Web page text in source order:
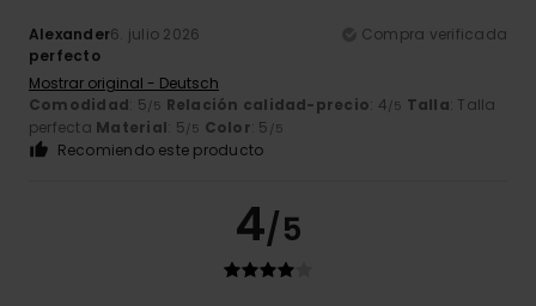
Alexander6. julio 2026
Compra verificada
perfecto
Mostrar original - Deutsch
Comodidad: 5/5 Relación calidad-precio: 4/5 Talla: Talla
perfecta Material: 5/5 Color: 5 /5
Recomiendo este producto
4/5